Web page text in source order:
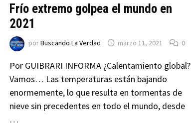
Frío extremo golpea el mundo en
2021
porBuscando La Verdad marzo 11, 2021 0
Por GUIBRARI INFORMA ¿Calentamiento global?
Vamos… Las temperaturas están bajando
enormemente, lo que resulta en tormentas de
nieve sin precedentes en todo el mundo, desde
…